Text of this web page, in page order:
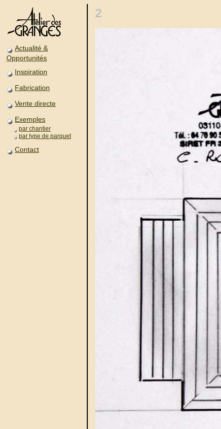
Actualité &
Opportunités
Inspiration
Fabrication
Vente directe
Exemples
par chantier
par type de parquet
Contact
2